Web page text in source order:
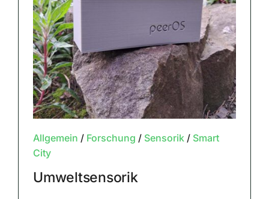
Allgemein / Forschung / Sensorik/ Smart
City
Umweltsensorik